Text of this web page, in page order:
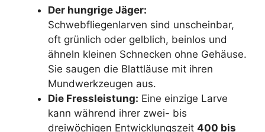
Der hungrige Jäger:
Schwebfliegenlarven sind unscheinbar,
oft grünlich oder gelblich, beinlos und
ähneln kleinen Schnecken ohne Gehäuse.
Sie saugen die Blattläuse mit ihren
Mundwerkzeugen aus.
Die Fressleistung: Eine einzige Larve
kann während ihrer zwei- bis
dreiwöchigen Entwicklungszeit 400 bis